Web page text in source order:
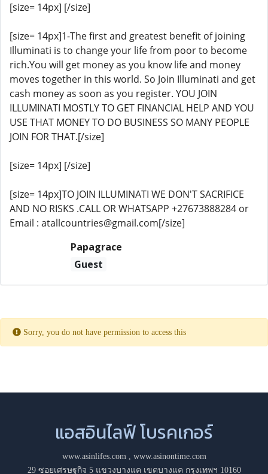
[size= 14px] [/size]
[size= 14px]1-The first and greatest benefit of joining
Illuminati is to change your life from poor to become
rich.You will get money as you know life and money
moves together in this world. So Join Illuminati and get
cash money as soon as you register. YOU JOIN
ILLUMINATI MOSTLY TO GET FINANCIAL HELP AND YOU
USE THAT MONEY TO DO BUSINESS SO MANY PEOPLE
JOIN FOR THAT.[/size]
[size= 14px] [/size]
[size= 14px]TO JOIN ILLUMINATI WE DON'T SACRIFICE
AND NO RISKS .CALL OR WHATSAPP +27673888284 or
Email : atallcountries@gmail.com[/size]
Papagrace
Guest
Sorry, you do not have permission to access this
แอสอินไลฟ์ โบรคเกอร์
www.asinlifes.com, www.asinontime.com
29 ซอยเศรษฐกิจ 5 แขวงบางแค เขตบางแค กรุงเทพฯ 10160